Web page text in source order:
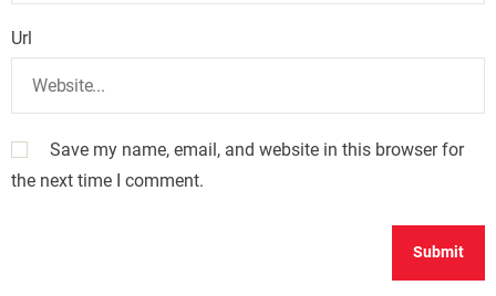
Url
Save my name, email, and website in this browser for
the next time I comment.